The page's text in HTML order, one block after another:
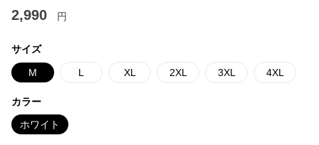
2,990 円
サイズ
M L XL 2XL 3XL 4XL
カラー
ホワイト